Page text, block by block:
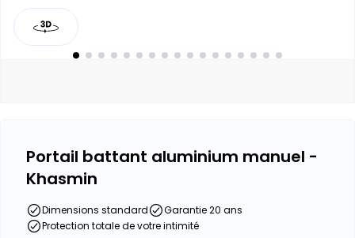
Portail battant aluminium manuel -
Khasmin
Dimensions standard
Garantie 20 ans
Protection totale de votre intimité